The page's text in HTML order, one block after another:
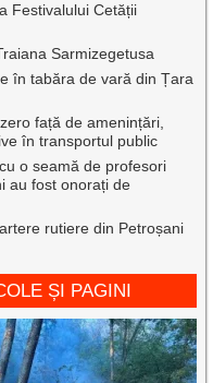
Festivalului Cetății
Sarmizegetusa
în tabăra de vară din Țara
față de amenințări,
în transportul public
o seamă de profesori
au fost onorați de
rutiere din Petroșani
ȘI PAGINI